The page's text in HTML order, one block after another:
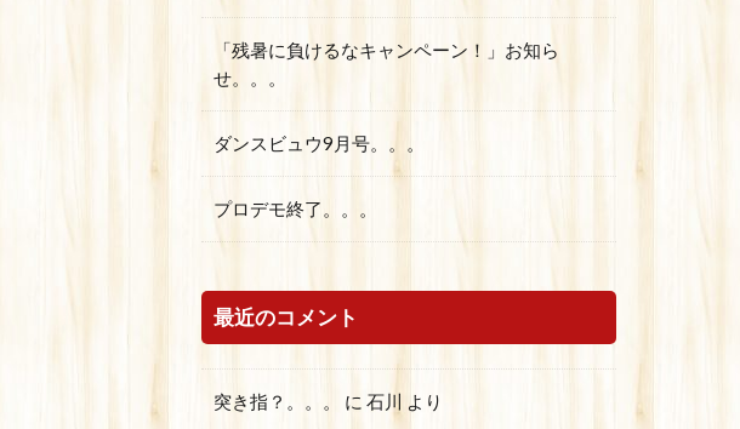
「残暑に負けるなキャンペーン！」お知ら
せ。。。
ダンスビュウ9月号。。。
プロデモ終了。。。
最近のコメント
突き指？。。。 に 石川 より